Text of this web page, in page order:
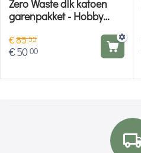
Zero Waste dik katoen
garenpakket - Hobby
€8555
€5000